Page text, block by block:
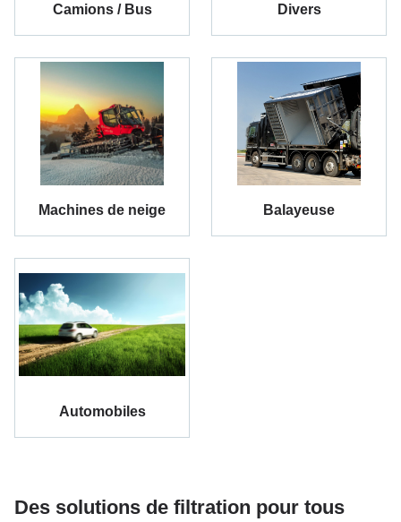
Camions / Bus Divers
Machines de neige Balayeuse
Automobiles
Des solutions de filtration pour tous